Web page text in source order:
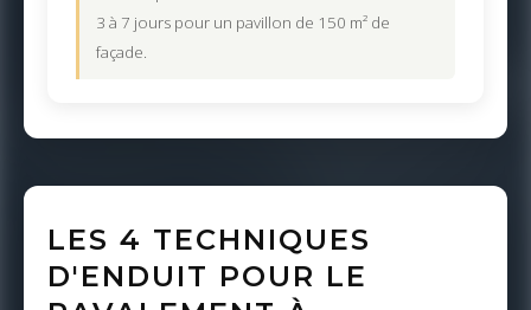
3 à 7 jours pour un pavillon de 150 m² de
façade.
LES 4 TECHNIQUES
D'ENDUIT POUR LE